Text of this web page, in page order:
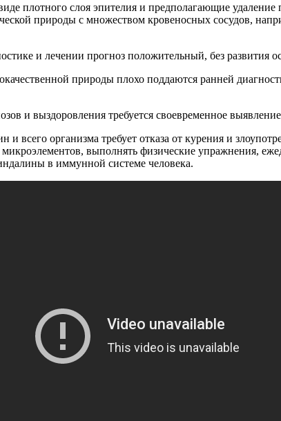
плотного слоя эпителия и предполагающие
природы с множеством кровеносных сосудов,
и лечении прогноз положительный, без развития
природы плохо поддаются ранней
и выздоровления требуется своевременное
и всего организма требует отказа от курения и
выполнять физические упражнения,
в иммунной системе человека.